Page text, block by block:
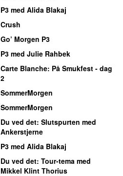
P3 med Alida Blakaj
Crush
Go’ Morgen P3
P3 med Julie Rahbek
Carte Blanche: På Smukfest - dag
2
SommerMorgen
SommerMorgen
Du ved det: Slutspurten med
Ankerstjerne
P3 med Alida Blakaj
Du ved det: Tour-tema med
Mikkel Klint Thorius